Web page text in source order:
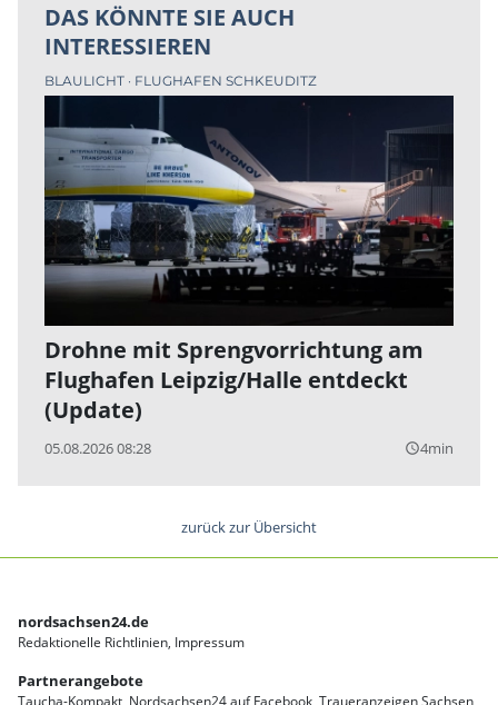
DAS KÖNNTE SIE AUCH
INTERESSIEREN
BLAULICHT FLUGHAFEN SCHKEUDITZ
Drohne mit Sprengvorrichtung am
Flughafen Leipzig/Halle entdeckt
(Update)
05.08.2026 08:28 query_builder4min
zurück zur Übersicht
nordsachsen24.de
Redaktionelle Richtlinien Impressum
Partnerangebote
Taucha-Kompakt Nordsachsen24 auf Facebook Traueranzeigen Sachsen